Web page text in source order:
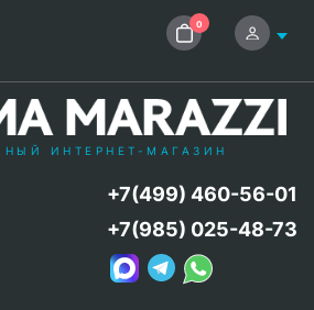
0
ИНТЕРНЕТ-МАГАЗИН
+7(499) 460-56-01
+7(985) 025-48-73